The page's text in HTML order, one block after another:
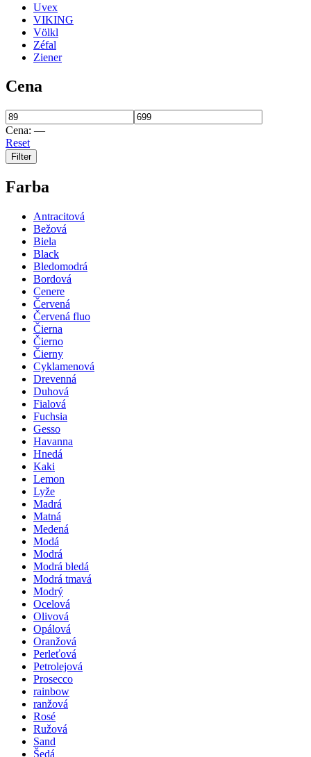
Uvex
VIKING
Völkl
Zéfal
Ziener
Cena
Cena: —
Reset
Filter
Farba
Antracitová
Bežová
Biela
Black
Bledomodrá
Bordová
Cenere
Červená
Červená fluo
Čierna
Čierno
Čierny
Cyklamenová
Drevenná
Duhová
Fialová
Fuchsia
Gesso
Havanna
Hnedá
Kaki
Lemon
Lyže
Madrá
Matná
Medená
Modá
Modrá
Modrá bledá
Modrá tmavá
Modrý
Ocelová
Olivová
Opálová
Oranžová
Perleťová
Petrolejová
Prosecco
rainbow
ranžová
Rosé
Ružová
Sand
Šedá